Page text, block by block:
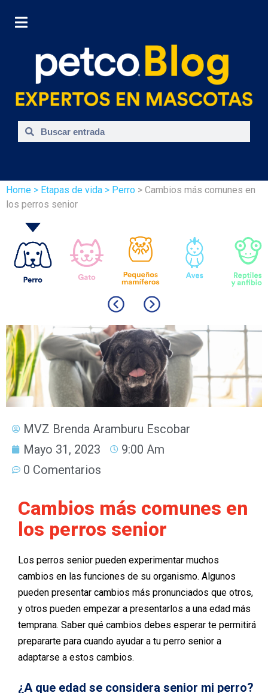
Home > Etapas de vida > Perro > Cambios más comunes en
los perros senior
MVZ Brenda Aramburu Escobar
Mayo 31, 2023
9:00 Am
0 Comentarios
Cambios más comunes en
los perros senior
Los perros senior pueden experimentar muchos
cambios en las funciones de su organismo. Algunos
pueden presentar cambios más pronunciados que otros,
y otros pueden empezar a presentarlos a una edad más
temprana. Saber qué cambios debes esperar te permitirá
prepararte para cuando ayudar a tu perro senior a
adaptarse a estos cambios.
¿A que edad se considera senior mi perro?